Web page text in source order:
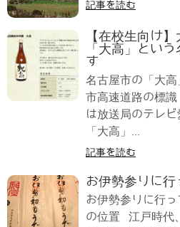
記事を読む
【在校生向け
「大高」とい
す
名古屋市の「大
市高速道路の標
は放送局のテレ
「大高」...
記事を読む
お伊勢参りに
お伊勢参りに行
の位置 江戸時代